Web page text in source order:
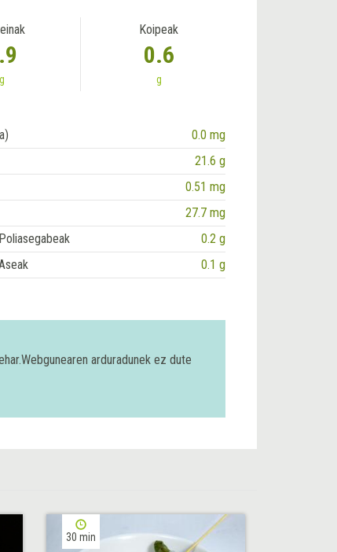
g
Koipeak
0.6
g
0.0 mg
21.6 g
0.51 mg
27.7 mg
0.2 g
0.1 g
arduradunek ez dute
30 min